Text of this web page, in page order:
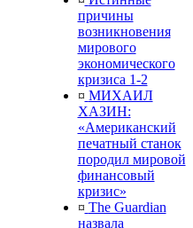
причины
возникновения
мирового
экономического
кризиса 1-2
¤ МИХАИЛ
ХАЗИН:
«Американский
печатный станок
породил мировой
финансовый
кризис»
¤ The Guardian
назвала